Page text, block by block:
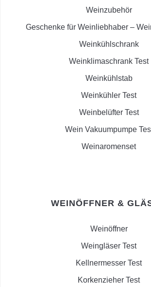
Weinzubehör
Geschenke für Weinliebhaber –
Weinkühlschrank
Weinklimaschrank Test
Weinkühlstab
Weinkühler Test
Weinbelüfter Test
Wein Vakuumpumpe
Weinaromenset
WEINÖFFNER &
Weinöffner
Weingläser Test
Kellnermesser Test
Korkenzieher Test